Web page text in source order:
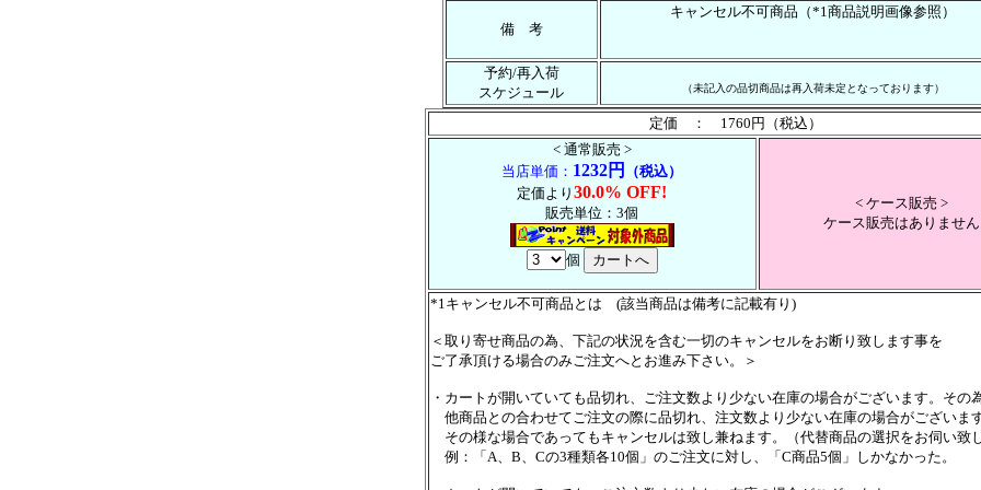
備 考
キャンセル不可商品（*1商品説明画像参照）
予約/再入荷
スケジュール
（未記入の品切商品は再入荷未定となっております）
定価 ： 1760円（税込）
< 通常販売 >
当店単価： 1232円
（税込）
定価より 30.0% OFF!
販売単位：3個
個
< ケース販売 >
ケース販売はありません
*1キャンセル不可商品とは (該当商品は備考に記載有り)
＜取り寄せ商品の為、下記の状況を含む一切のキャンセルをお断り致します事を
ご了承頂ける場合のみご注文へとお進み下さい。＞
・カートが開いていても品切れ、ご注文数より少ない在庫の場合がございます。その
他商品との合わせてご注文の際に品切れ、注文数より少ない在庫の場合がございます
その様な場合であってもキャンセルは致し兼ねます。（代替商品の選択をお伺い致し
例：「A、B、Cの3種類各10個」のご注文に対し、「C商品5個」しかなかった。